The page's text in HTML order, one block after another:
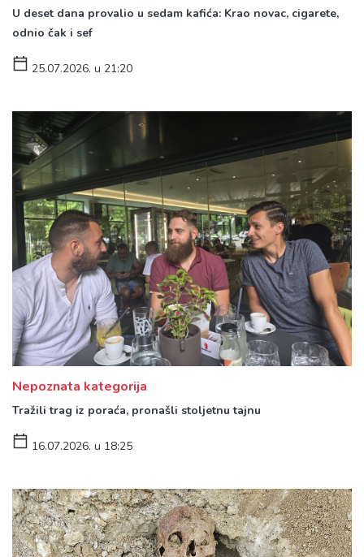
U deset dana provalio u sedam kafića: Krao novac, cigarete,
odnio čak i sef
25.07.2026. u 21:20
Nepoznata kategorija
Tražili trag iz poraća, pronašli stoljetnu tajnu
16.07.2026. u 18:25